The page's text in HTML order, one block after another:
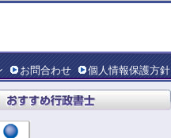
お問合わせ 個人情報保護方針